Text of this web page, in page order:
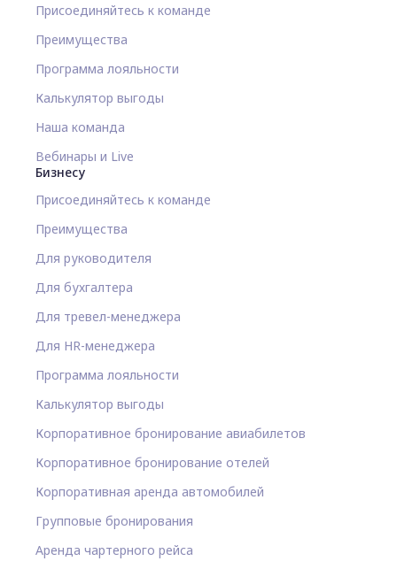
Присоединяйтесь к команде
Преимущества
Программа лояльности
Калькулятор выгоды
Наша команда
Вебинары и Live
Бизнесу
Присоединяйтесь к команде
Преимущества
Для руководителя
Для бухгалтера
Для тревел-менеджера
Для HR-менеджера
Программа лояльности
Калькулятор выгоды
Корпоративное бронирование авиабилетов
Корпоративное бронирование отелей
Корпоративная аренда автомобилей
Групповые бронирования
Аренда чартерного рейса